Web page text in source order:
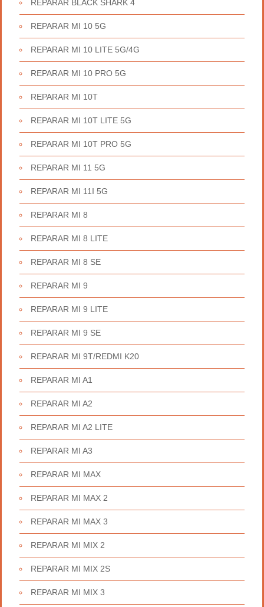
REPARAR BLACK SHARK 4
REPARAR MI 10 5G
REPARAR MI 10 LITE 5G/4G
REPARAR MI 10 PRO 5G
REPARAR MI 10T
REPARAR MI 10T LITE 5G
REPARAR MI 10T PRO 5G
REPARAR MI 11 5G
REPARAR MI 11I 5G
REPARAR MI 8
REPARAR MI 8 LITE
REPARAR MI 8 SE
REPARAR MI 9
REPARAR MI 9 LITE
REPARAR MI 9 SE
REPARAR MI 9T/REDMI K20
REPARAR MI A1
REPARAR MI A2
REPARAR MI A2 LITE
REPARAR MI A3
REPARAR MI MAX
REPARAR MI MAX 2
REPARAR MI MAX 3
REPARAR MI MIX 2
REPARAR MI MIX 2S
REPARAR MI MIX 3